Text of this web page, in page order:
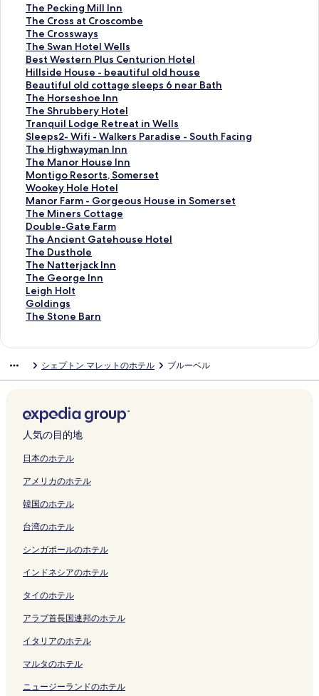
The Pecking Mill Inn
T
h
e
P
e
c
k
i
n
g
M
i
l
l
I
n
n
の
ペ
ー
ジ
を
開
く
リ
The Cross at Croscombe
T
h
e
C
r
o
s
s
a
t
C
r
o
s
c
o
m
b
e
の
ペ
ー
ジ
を
ン
ク
The Crossways
T
h
e
C
r
o
s
s
w
a
y
s
の
ペ
ー
ジ
を
開
く
リ
ン
ク
The Swan Hotel Wells
T
h
e
S
w
a
n
H
o
t
e
l
W
e
l
l
s
の
ペ
ー
ジ
を
ン
ク
Best Western Plus Centurion Hotel
B
e
s
t
W
e
s
t
e
r
n
P
l
u
s
C
e
n
t
u
r
o
l
の
ペ
ー
を
く
リ
ン
ク
Hillside House - beautiful old house
H
i
l
l
s
i
d
e
H
o
u
s
e
-
b
e
a
u
t
i
l
o
u
e
ペ
ジ
を
開
く
ン
Beautiful old cottage sleeps 6 near Bath
B
e
a
u
t
i
f
u
l
o
l
d
c
o
t
t
a
g
e
p
n
e
r
a
h
の
ペ
ー
を
く
ン
ク
The Horseshoe Inn
T
h
e
H
o
r
s
e
s
h
o
e
I
n
n
の
ペ
ー
く
リ
The Shrubbery Hotel
T
h
e
S
h
r
u
b
b
e
r
y
H
o
t
e
l
ジ
を
リ
ン
ク
Tranquil Lodge Retreat in Wells
T
r
a
n
q
u
i
l
L
o
d
g
e
R
e
t
i
e
l
s
ペ
ジ
を
開
く
ン
Sleeps2- Wifi - Walkers Paradise - South Facing
S
l
e
e
p
s
2
-
W
i
f
i
-
W
a
s
r
a
i
e
S
o
u
t
F
c
n
g
の
ペ
ジ
The Highwayman Inn
T
h
e
H
i
g
h
w
a
y
m
a
n
I
ペ
ー
開
く
リ
ン
The Manor House Inn
T
h
e
M
a
n
o
r
H
o
u
s
e
の
ペ
を
開
く
リ
ク
Montigo Resorts, Somerset
M
o
n
t
i
g
o
R
e
s
o
r
o
r
s
t
ペ
ジ
を
開
く
ン
Wookey Hole Hotel
W
o
o
k
e
y
H
o
l
e
H
の
ジ
を
開
く
ン
Manor Farm - Gorgeous House in Somerset
M
a
n
o
r
F
a
r
m
-
e
s
H
u
e
n
S
o
m
r
e
の
ペ
ー
ジ
開
The Miners Cottage
T
h
e
M
i
n
e
r
s
a
の
ペ
ー
ジ
開
リ
ン
ク
Double-Gate Farm
D
o
u
b
l
e
-
G
a
の
ペ
ー
ジ
開
リ
ン
ク
The Ancient Gatehouse Hotel
T
h
e
A
n
c
i
G
a
h
o
s
H
t
e
l
の
ー
を
く
リ
ン
ク
The Dusthole
T
h
e
D
u
s
e
ー
ジ
を
開
リ
ク
The Natterjack Inn
T
h
e
N
a
j
k
I
n
ペ
ジ
を
開
く
ン
The George Inn
T
h
e
G
e
n
の
ペ
ー
を
く
リ
ン
ク
Leigh Holt
L
e
i
l
ペ
ー
ジ
を
く
ン
ク
Goldings
G
o
g
ペ
ー
ジ
を
く
ン
ク
The Stone Barn
T
o
B
a
n
ペ
ジ
を
開
く
ン
シェプトン マレットのホテル ブルーベル
人気の目的地
日本のホテル
アメリカのホテル
韓国のホテル
台湾のホテル
シンガポールのホテル
インドネシアのホテル
タイのホテル
アラブ首長国連邦のホテル
イタリアのホテル
マルタのホテル
ニュージーランドのホテル